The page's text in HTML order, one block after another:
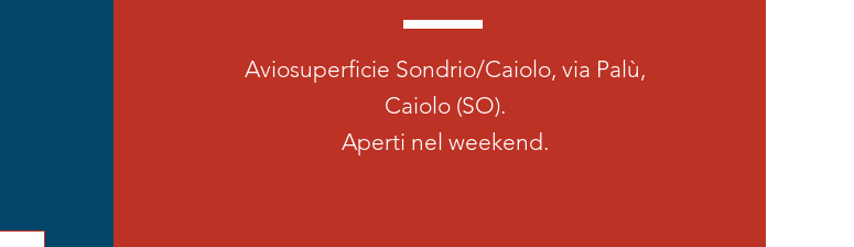
Aviosuperficie Sondrio/Caiolo, via Palù,
Caiolo (SO).
Aperti nel weekend.